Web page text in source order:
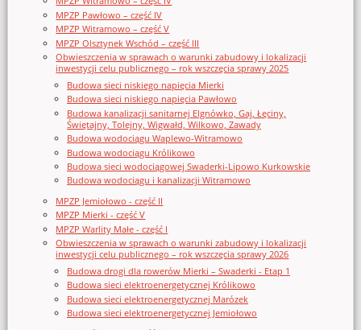
MPZP Pawłowo – część IV
MPZP Witramowo – część V
MPZP Olsztynek Wschód – część III
Obwieszczenia w sprawach o warunki zabudowy i lokalizacji
inwestycji celu publicznego – rok wszczęcia sprawy 2025
Budowa sieci niskiego napięcia Mierki
Budowa sieci niskiego napięcia Pawłowo
Budowa kanalizacji sanitarnej Elgnówko, Gaj, Łęciny,
Świętajny, Tolejny, Wigwałd, Wilkowo, Zawady
Budowa wodociągu Waplewo-Witramowo
Budowa wodociągu Królikowo
Budowa sieci wodociągowej Swaderki-Lipowo Kurkowskie
Budowa wodociągu i kanalizacji Witramowo
MPZP Jemiołowo - część II
MPZP Mierki - część V
MPZP Warlity Małe - część I
Obwieszczenia w sprawach o warunki zabudowy i lokalizacji
inwestycji celu publicznego – rok wszczęcia sprawy 2026
Budowa drogi dla rowerów Mierki – Swaderki - Etap 1
Budowa sieci elektroenergetycznej Królikowo
Budowa sieci elektroenergetycznej Marózek
Budowa sieci elektroenergetycznej Jemiołowo